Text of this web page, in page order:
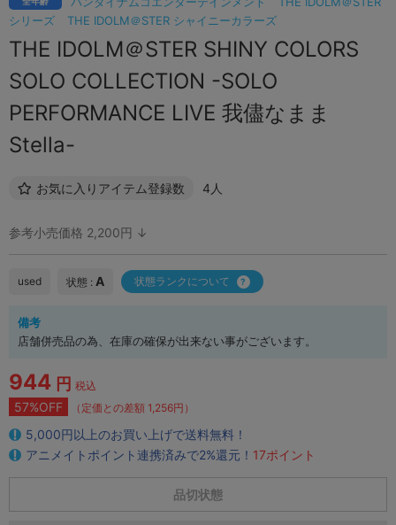
シリーズ
THE IDOLM＠STER シャイニーカラーズ
THE IDOLM＠STER SHINY COLORS
SOLO COLLECTION -SOLO
PERFORMANCE LIVE 我儘なまま
Stella-
お気に入りアイテム登録数 4人
参考小売価格 2,200円 ↓
used 状態 : A 状態ランクについて
備考
店舗併売品の為、在庫の確保が出来ない事がございます。
944 円 税込
57%OFF （定価との差額 1,256円）
5,000円以上のお買い上げで送料無料！
アニメイトポイント連携済みで2%還元！ 17ポイント
品切状態